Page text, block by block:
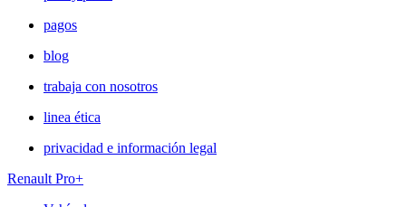
pagos
blog
trabaja con nosotros
linea ética
privacidad e información legal
Renault Pro+